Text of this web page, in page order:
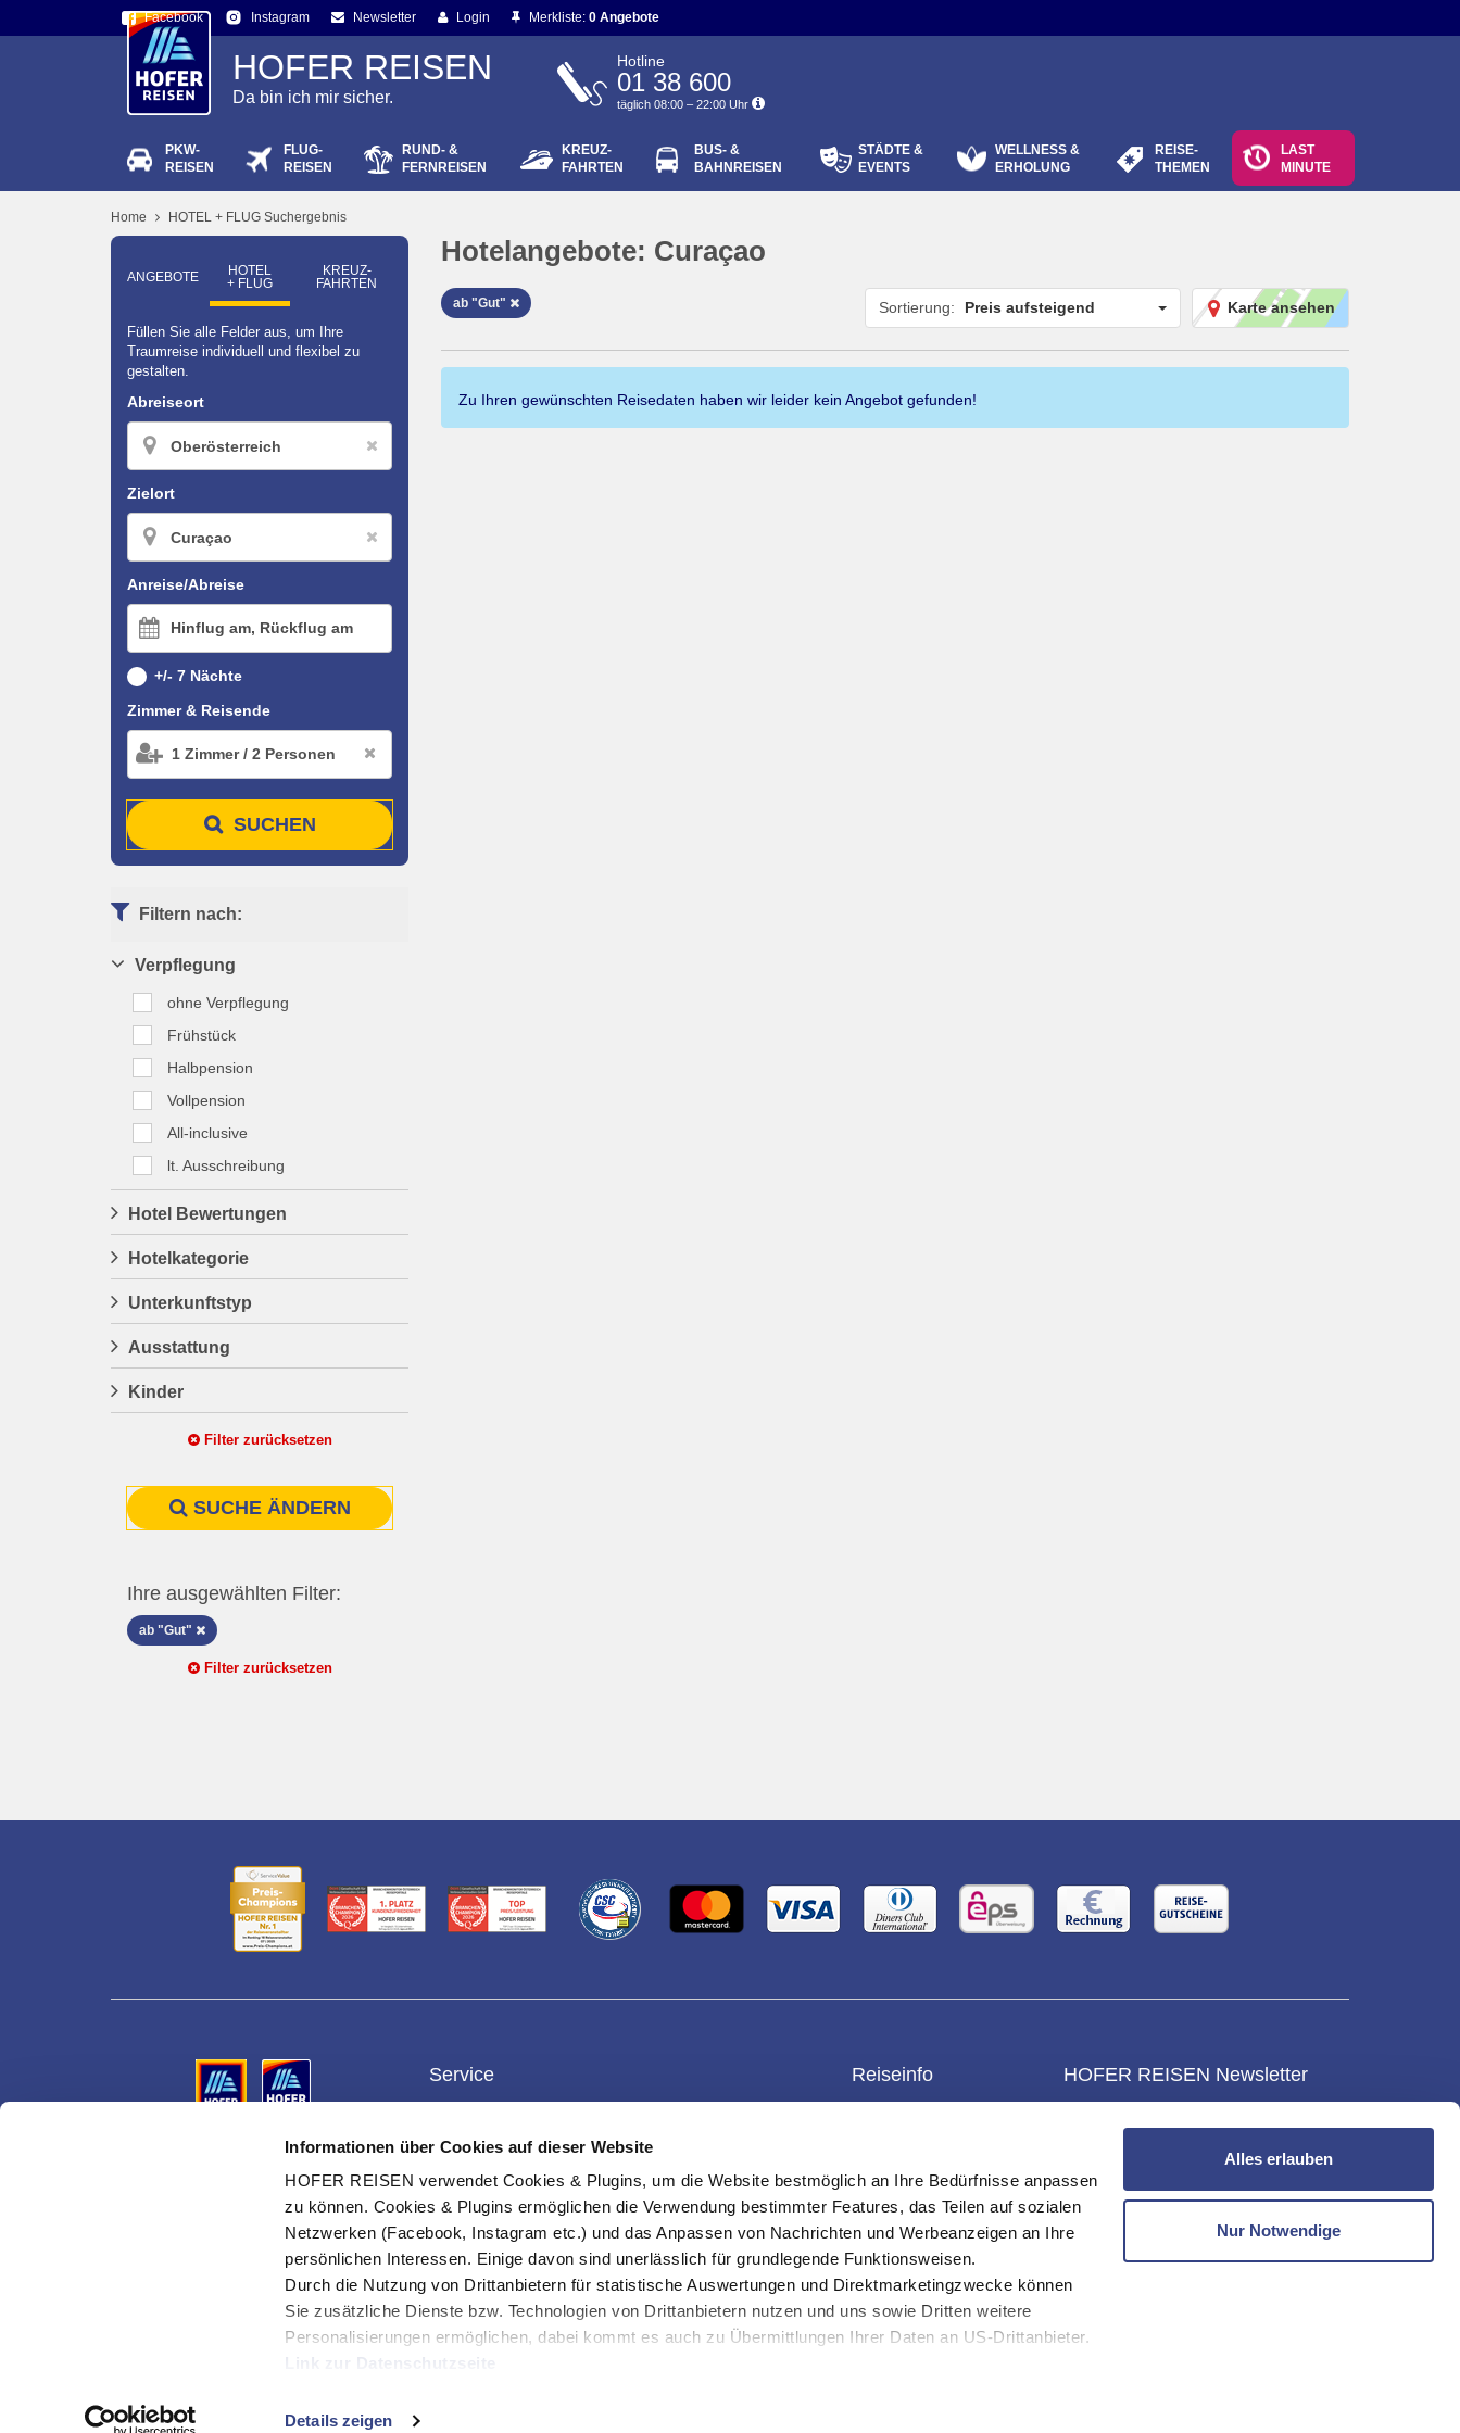
Informationen über Cookies auf dieser Website
HOFER REISEN verwendet Cookies & Plugins, um die Website bestmöglich an Ihre Bedürfnisse anpassen
zu können. Cookies & Plugins ermöglichen die Verwendung bestimmter Features, das Teilen auf sozialen
Netzwerken (Facebook, Instagram etc.) und das Anpassen von Nachrichten und Werbeanzeigen an Ihre
persönlichen Interessen. Einige davon sind unerlässlich für grundlegende Funktionsweisen.
Durch die Nutzung von Drittanbietern für statistische Auswertungen und Direktmarketingzwecke können
Sie zusätzliche Dienste bzw. Technologien von Drittanbietern nutzen und uns sowie Dritten weitere
Personalisierungen ermöglichen, dabei kommt es auch zu Übermittlungen Ihrer Daten an US-Drittanbieter.
Link zur Datenschutzseite
Mit Klick auf "Alles erlauben" stimmen Sie der Verwendung der Cookies & Plugins auf unseren Webseiten
Details zeigen
Alles erlauben
Nur Notwendige
Facebook Instagram Newsletter Login
Passwort vergessen?
Merkliste: 0 Angebote
HOFER REISEN
Da bin ich mir sicher.
Hotline
01 38 600
täglich 08:00 – 22:00 Uhr
PKW-
REISEN
FLUG-
REISEN
RUND- &
FERNREISEN
KREUZ-
FAHRTEN
BUS- &
BAHNREISEN
STÄDTE &
EVENTS
WELLNESS &
ERHOLUNG
REISE-
THEMEN
LAST
MINUTE
Home HOTEL + FLUG Suchergebnis
ANGEBOTE
HOTEL
+ FLUG
KREUZ­
FAHRTEN
Füllen Sie alle Felder aus, um Ihre
Traumreise individuell und flexibel zu
gestalten.
Abreiseort
Zielort
Anreise/Abreise
Hinflug am, Rückflug am
+/- 7 Nächte
Zimmer & Reisende
1 Zimmer/ 2 Personen
SUCHEN
Filtern nach:
Verpflegung
ohne Verpflegung
Frühstück
Halbpension
Vollpension
All-inclusive
lt. Ausschreibung
Hotel Bewertungen
Hotelkategorie
Unterkunftstyp
Ausstattung
Kinder
Filter zurücksetzen
SUCHE ÄNDERN
Ihre ausgewählten Filter:
ab "Gut"
Filter zurücksetzen
Hotelangebote: Curaçao
ab "Gut" Karte ansehen
Sortierung: Preis aufsteigend
Zu Ihren gewünschten Reisedaten haben wir leider kein Angebot gefunden!
Vermittler ist die HOFER REISEN GmbH & Co KG,
Service
Gutscheinwert prüfen
Datenschutz
Ihre Vorteile
Impressum
Urlaubs-Checkliste
Erklärung Barrierefreiheit
Suche und Sortierung
Info & FAQ
Cookie-Einstellungen
verwalten
Über uns
Reiseinfo
Reisebedingungen
Außenministerium
Einreisebestimmungen
HOFER REISEN Newsletter
NEWSLETTER